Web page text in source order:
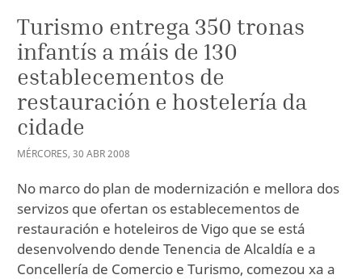
Turismo entrega 350 tronas
infantís a máis de 130
establecementos de
restauración e hostelería da
cidade
MÉRCORES, 30 ABR2008
No marco do plan de modernización e mellora dos
servizos que ofertan os establecementos de
restauración e hoteleiros de Vigo que se está
desenvolvendo dende Tenencia de Alcaldía e a
Concellería de Comercio e Turismo, comezou xa a